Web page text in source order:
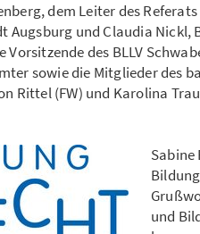
dem Leiter des
Augsburg und Claudia
des BLLV
sowie die Mitglieder des
Rittel (FW) und Karolina
Sabine
und